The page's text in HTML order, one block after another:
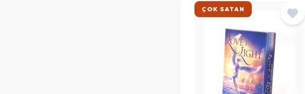
HIZLI KARGO